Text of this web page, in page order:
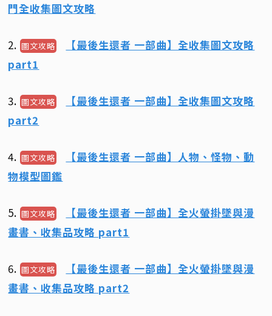
門全收集圖文攻略
2.圖文攻略
【最後生還者 一部曲】全收集圖文攻略
part1
3.圖文攻略
【最後生還者 一部曲】全收集圖文攻略
part2
4.圖文攻略
【最後生還者 一部曲】人物、怪物、動
物模型圖鑑
5.圖文攻略
【最後生還者 一部曲】全火螢掛墜與漫
畫書、收集品攻略 part1
6.圖文攻略
【最後生還者 一部曲】全火螢掛墜與漫
畫書、收集品攻略 part2